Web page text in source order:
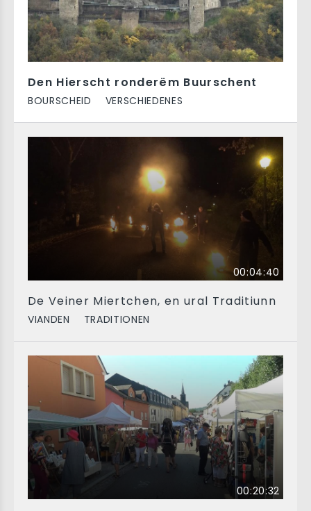
Den Hierscht ronderëm Buurschent
BOURSCHEID VERSCHIEDENES
00:04:40
De Veiner Miertchen, en ural Traditiunn
VIANDEN TRADITIONEN
00:20:32